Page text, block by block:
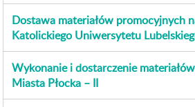
Dostawa materiałów promocyjnych
Katolickiego Uniwersytetu
Wykonanie i dostarczenie
Miasta Płocka – II